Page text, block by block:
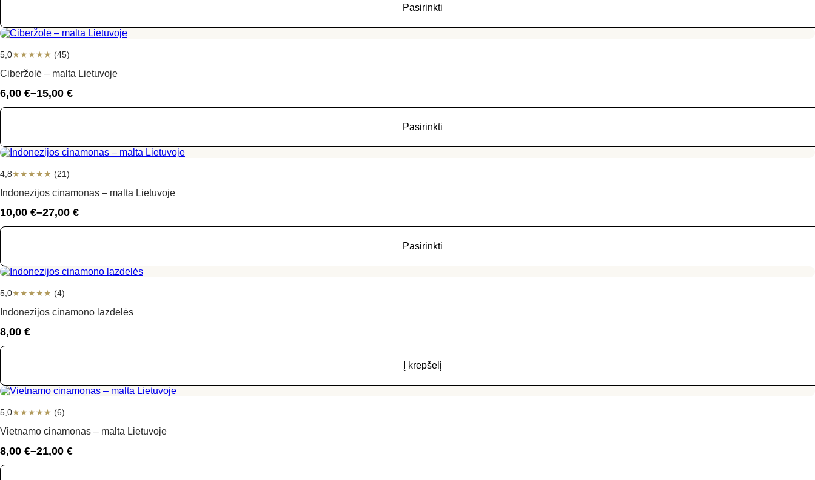
9,00 €
Pasirinkti
5,0★★★★★ (45)
Ciberžolė – malta Lietuvoje
6,00 €–15,00 €
Price
range:
15,00 €
Pasirinkti
4,8★★★★★ (21)
Indonezijos cinamonas – malta Lietuvoje
10,00 €–27,00 €
Price
range:
27,00 €
Pasirinkti
5,0★★★★★ (4)
Indonezijos cinamono lazdelės
8,00 €
Į krepšelį
5,0★★★★★ (6)
Vietnamo cinamonas – malta Lietuvoje
8,00 €–21,00 €
Price
range: